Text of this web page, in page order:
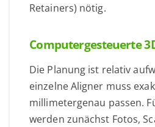
Retainers) nötig.
Computergesteuerte
Die Planung ist relativ
einzelne Aligner muss
millimetergenau passen.
werden zunächst Fotos,